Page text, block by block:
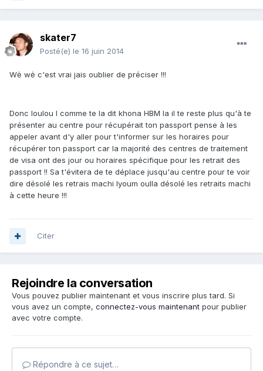
skater7
Posté(e) le 16 juin 2014
Wė wė c'est vrai jais oublier de préciser !!!
Donc loulou l comme te la dit khona HBM la il te reste plus qu'à te
présenter au centre pour récupérait ton passport pense à les
appeler avant d'y aller pour t'informer sur les horaires pour
récupérer ton passport car la majorité des centres de traitement
de visa ont des jour ou horaires spécifique pour les retrait des
passport !! Sa t'évitera de te déplace jusqu'au centre pour te voir
dire désolé les retrais machi lyoum oulla désolé les retraits machi
à cette heure !!!
Citer
Rejoindre la conversation
Vous pouvez publier maintenant et vous inscrire plus tard. Si
vous avez un compte, connectez-vous maintenant pour publier
avec votre compte.
Répondre à ce sujet…